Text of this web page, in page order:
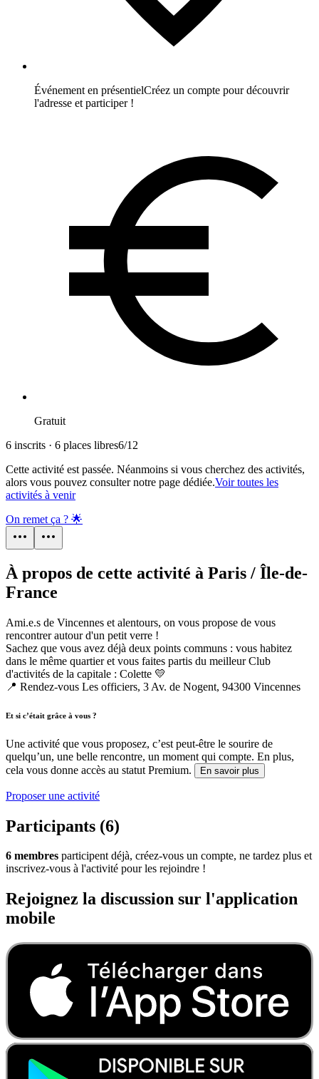
Événement en présentielCréez un compte pour découvrir
l'adresse et participer !
Gratuit
6 inscrits · 6 places libres6/12
Cette activité est passée. Néanmoins si vous cherchez des activités,
alors vous pouvez consulter notre page dédiée.Voir toutes les
activités à venir
On remet ça ? 🌟
À propos de cette activité à Paris / Île-de-
France
Ami.e.s de Vincennes et alentours, on vous propose de vous
rencontrer autour d'un petit verre !
Sachez que vous avez déjà deux points communs : vous habitez
dans le même quartier et vous faites partis du meilleur Club
d'activités de la capitale : Colette 💛
📍 Rendez-vous Les officiers, 3 Av. de Nogent, 94300 Vincennes
Et si c’était grâce à vous ?
Une activité que vous proposez, c’est peut-être le sourire de
quelqu’un, une belle rencontre, un moment qui compte. En plus,
cela vous donne accès au statut Premium.
En savoir plus
Proposer une activité
Participants (6)
6 membres participent déjà, créez-vous un compte, ne tardez plus et
inscrivez-vous à l'activité pour les rejoindre !
Rejoignez la discussion sur l'application
mobile